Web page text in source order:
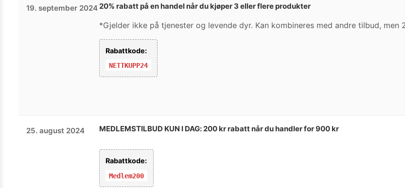
19. september 202420% rabatt på en handel når du kjøper 3 eller flere produkter
*Gjelder ikke på tjenester og levende dyr. Kan kombineres med andre tilbud,
Rabattkode:
NETTKUPP24
25. august 2024 MEDLEMSTILBUD KUN I DAG: 200 kr rabatt når du handler for 900 kr
Rabattkode:
Medlem200